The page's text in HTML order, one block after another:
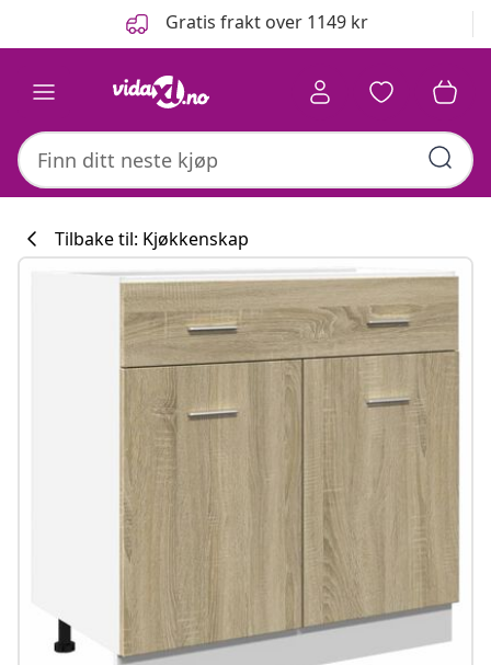
Gratis frakt over 1149 kr
Tilbake til: Kjøkkenskap